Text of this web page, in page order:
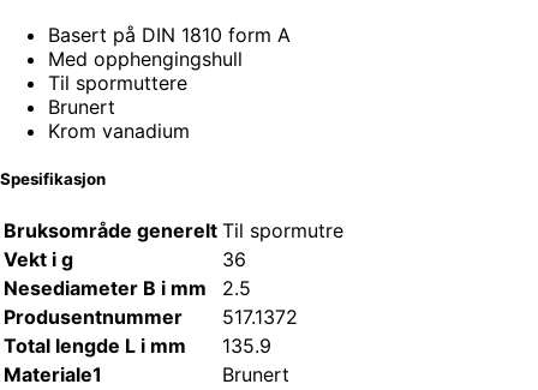
Basert på DIN 1810 form A
Med opphengingshull
Til spormuttere
Brunert
Krom vanadium
Spesifikasjon
Bruksområde generelt Til spormutre
Vekt i g
36
Nesediameter B i mm
2.5
Produsentnummer
517.1372
Total lengde L i mm
135.9
Materiale1
Brunert